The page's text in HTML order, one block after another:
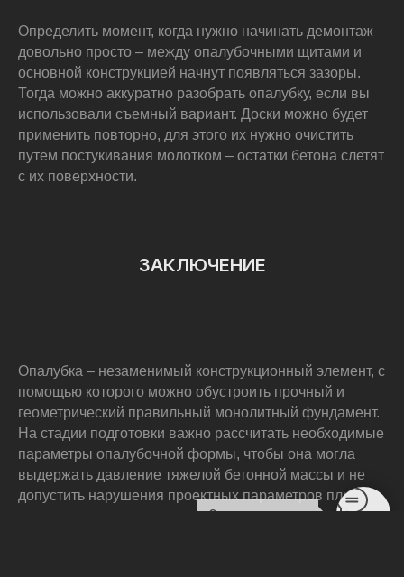
Связаться с нами
Определить момент, когда нужно начинать демонтаж
довольно просто – между опалубочными щитами и
основной конструкцией начнут появляться зазоры.
Тогда можно аккуратно разобрать опалубку, если вы
использовали съемный вариант. Доски можно будет
применить повторно, для этого их нужно очистить
путем постукивания молотком – остатки бетона слетят
с их поверхности.
ЗАКЛЮЧЕНИЕ
Опалубка – незаменимый конструкционный элемент, с
помощью которого можно обустроить прочный и
геометрический правильный монолитный фундамент.
На стадии подготовки важно рассчитать необходимые
параметры опалубочной формы, чтобы она могла
выдержать давление тяжелой бетонной массы и не
допустить нарушения проектных параметров плиты.